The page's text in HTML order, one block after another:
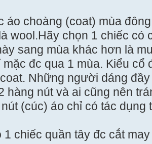
áo choàng (coat) mùa
wool.Hãy chọn 1 chiếc có
sang mùa khác hơn là
mặc đc qua 1 mùa. Kiểu cổ
Những người dáng
hàng nút và ai cũng nên
(cúc) áo chỉ có tác dụng
1 chiếc quần tây đc cắt